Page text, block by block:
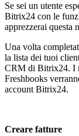
Se sei un utente
Bitrix24 con le
apprezzerai questa
Una volta
la lista dei tuoi
CRM di Bitrix24. I
Freshbooks
account Bitrix24.
Creare fatture